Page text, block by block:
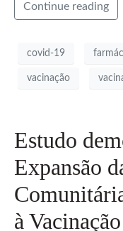
Continue reading
covid-19
vacinação
Estudo
Expansão
à